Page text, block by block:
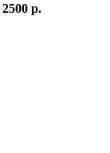
2500 р.